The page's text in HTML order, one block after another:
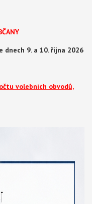
9. a 10. října 2026
volebních obvodů,